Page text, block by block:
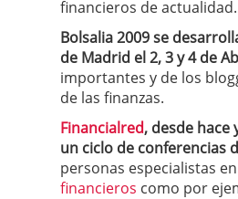
a los costes
¿Cuánto
financieros de actualidad.
Bolsalia 2009 se
de Madrid el 2, 3 y 4 de
importantes y de los
de las finanzas.
Financialred, desde hace
un ciclo de conferencias
personas especialistas
financieros como por